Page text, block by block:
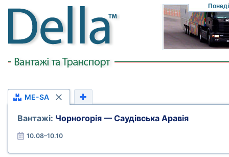
ME-SA
Вантажі: Чорногорія — Саудівська Аравія
10.08–10.10